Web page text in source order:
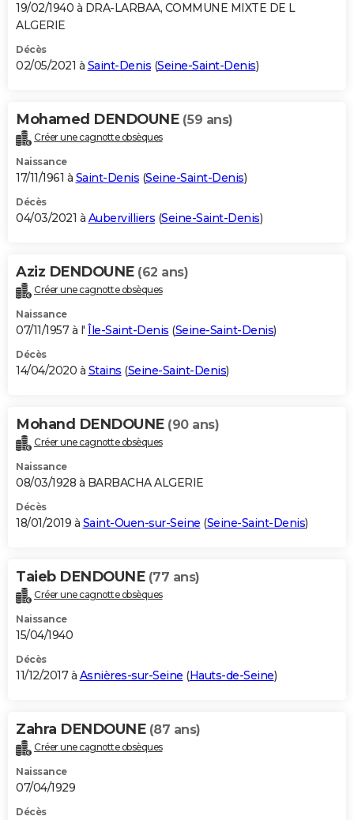
19/02/1940 à DRA-LARBAA, COMMUNE MIXTE DE L
ALGERIE
Décès
02/05/2021 à Saint-Denis (Seine-Saint-Denis)
Mohamed DENDOUNE (59 ans)
Créer une cagnotte obsèques
Naissance
17/11/1961 à Saint-Denis (Seine-Saint-Denis)
Décès
04/03/2021 à Aubervilliers (Seine-Saint-Denis)
Aziz DENDOUNE (62 ans)
Créer une cagnotte obsèques
Naissance
07/11/1957 à l' Île-Saint-Denis (Seine-Saint-Denis)
Décès
14/04/2020 à Stains (Seine-Saint-Denis)
Mohand DENDOUNE (90 ans)
Créer une cagnotte obsèques
Naissance
08/03/1928 à BARBACHA ALGERIE
Décès
18/01/2019 à Saint-Ouen-sur-Seine (Seine-Saint-Denis)
Taieb DENDOUNE (77 ans)
Créer une cagnotte obsèques
Naissance
15/04/1940
Décès
11/12/2017 à Asnières-sur-Seine (Hauts-de-Seine)
Zahra DENDOUNE (87 ans)
Créer une cagnotte obsèques
Naissance
07/04/1929
Décès